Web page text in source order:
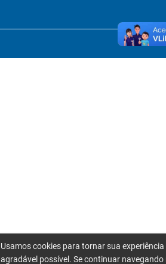
Usamos cookies para tornar sua experiência
agradável possível. Se continuar navegando